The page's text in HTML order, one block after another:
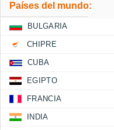
Países del mundo:
BULGARIA
CHIPRE
CUBA
EGIPTO
FRANCIA
INDIA